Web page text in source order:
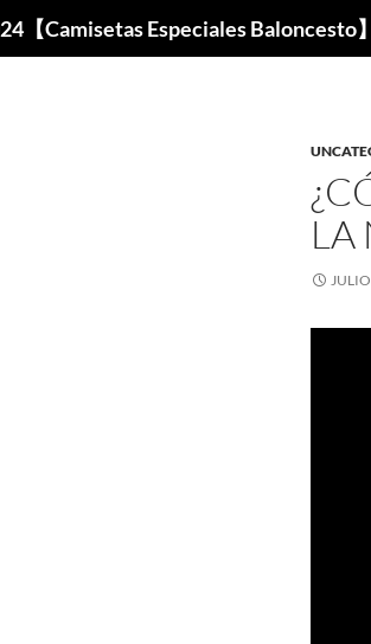
【Camisetas Especiales Baloncesto】
LA